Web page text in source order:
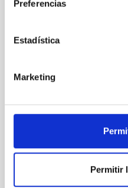
Preferencias
Estadística
Marketing
Permitir
DIVULGACIÓN
El objetivo de este
FULLDOME (360
secuencias grabadas en
Alfredo Rafael
Cerrado